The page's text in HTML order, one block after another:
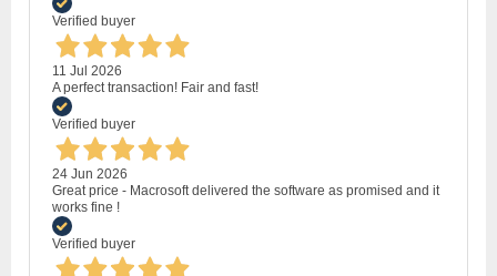
Verified buyer
11 Jul 2026
A perfect transaction! Fair and fast!
Verified buyer
24 Jun 2026
Great price - Macrosoft delivered the software as promised and it
works fine !
Verified buyer